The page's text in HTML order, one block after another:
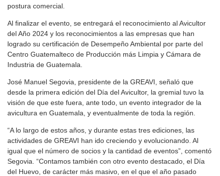
postura comercial.
Al finalizar el evento, se entregará el reconocimiento al Avicultor
del Año 2024 y los reconocimientos a las empresas que han
logrado su certificación de Desempeño Ambiental por parte del
Centro Guatemalteco de Producción más Limpia y Cámara de
Industria de Guatemala.
José Manuel Segovia, presidente de la GREAVI, señaló que
desde la primera edición del Día del Avicultor, la gremial tuvo la
visión de que este fuera, ante todo, un evento integrador de la
avicultura en Guatemala, y eventualmente de toda la región.
“A lo largo de estos años, y durante estas tres ediciones, las
actividades de GREAVI han ido creciendo y evolucionando. Al
igual que el número de socios y la cantidad de eventos”, comentó
Segovia. “Contamos también con otro evento destacado, el Día
del Huevo, de carácter más masivo, en el que el año pasado